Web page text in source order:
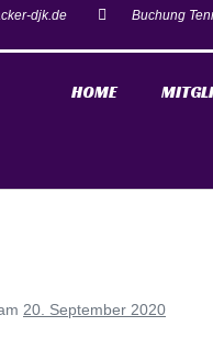
djk.de
Buchung
HOME
20. September 2020